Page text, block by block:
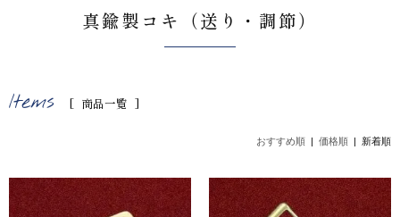
真鍮製コキ（送り・調節）
商品一覧
おすすめ順 | 価格順 | 新着順